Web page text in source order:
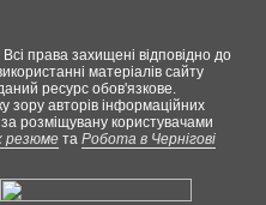
права захищені відповідно до
матеріалів сайту
ресурс обов'язкове.
зору авторів інформаційних
за розміщувану користувачами
резюме та Робота в Чернігові